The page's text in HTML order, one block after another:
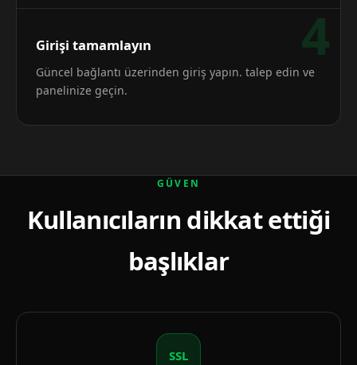
4
Girişi tamamlayın
Güncel bağlantı üzerinden giriş yapın. talep edin ve
panelinize geçin.
GÜVEN
Kullanıcıların dikkat ettiği
başlıklar
SSL